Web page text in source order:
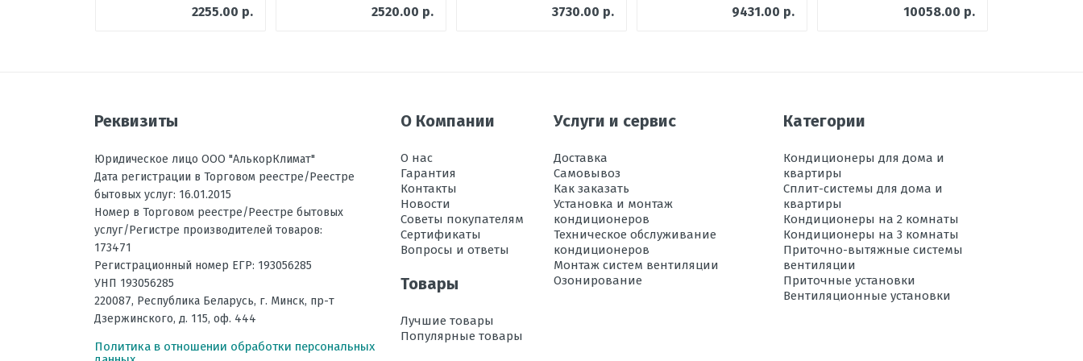
Регулировка направления потока воздуха
Инвертор
да
Максимальная длина трассы, м
50
Максимальная высота трассы, м
30
есть
Рабочая температура эксплуатации в режиме обогрева, °C
-20 до +24
Уровень шума внешнего блока, дБ
48
2255.00 р. 2520.00 р. 3730.00 р. 9431.00 р. 10058.00 р.
Реквизиты
Юридическое лицо ООО "АлькорКлимат"
Дата регистрации в Торговом реестре/Реестре
бытовых услуг: 16.01.2015
Номер в Торговом реестре/Реестре бытовых
услуг/Регистре производителей товаров:
173471
Регистрационный номер ЕГР: 193056285
УНП 193056285
220087, Республика Беларусь, г. Минск, пр-т
Дзержинского, д. 115, оф. 444
Политика в отношении обработки персональных
О Компании
О нас
Гарантия
Контакты
Новости
Советы покупателям
Сертификаты
Вопросы и ответы
Товары
Лучшие товары
Популярные товары
Услуги и сервис
Доставка
Самовывоз
Как заказать
Установка и монтаж
кондиционеров
Техническое обслуживание
кондиционеров
Монтаж систем вентиляции
Озонирование
Категории
Кондиционеры для дома и
квартиры
Сплит-системы для дома и
квартиры
Кондиционеры на 2 комнаты
Кондиционеры на 3 комнаты
Приточно-вытяжные системы
вентиляции
Приточные установки
Вентиляционные установки